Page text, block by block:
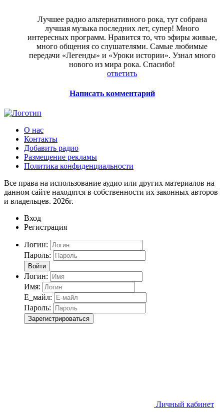
Лучшее радио альтернативного рока, тут собрана
лучшая музыка последних лет, супер! Много
интересных программ. Нравится то, что эфиры живые,
много общения со слушателями. Самые любимые
передачи «Легенды» и «Уроки истории». Узнал много
нового из мира рока. Спасибо!
ответить
Написать комментарий
О нас
Контакты
Добавить радио
Размещение рекламы
Политика конфиденциальности
Все права на использование аудио или других материалов на
данном сайте находятся в собственности их законных авторов
и владельцев. 2026г.
Вход
Регистрация
Логин:
Пароль:
Войти
Логин:
Имя:
Е_майл:
Пароль:
Зарегистрироваться
Личный кабинет